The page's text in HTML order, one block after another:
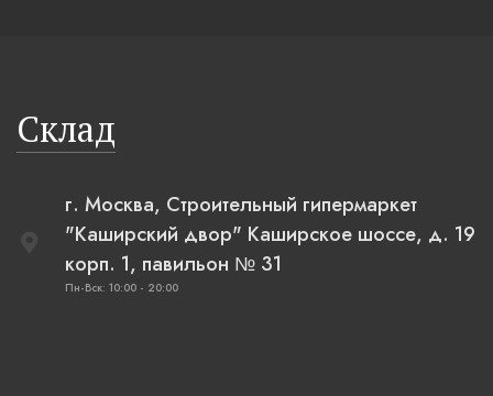
Склад
г. Москва, Строительный гипермаркет
"Каширский двор" Каширское шоссе, д. 19
корп. 1, павильон № 31
Пн-Вск: 10:00 - 20:00